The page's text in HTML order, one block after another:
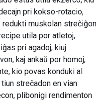
pri kokso-rotacio,
muskolan streĉiĝon
utila por atletoj,
pri agadoj, kiuj
kaj ankaŭ por homoj,
kio povas konduki al
streĉadon en vian
plibonigi rendimenton